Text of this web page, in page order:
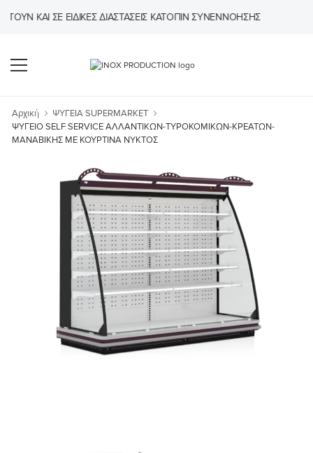
ΣΕ ΕΙΔΙΚΈΣ ΔΙΑΣΤΆΣΕΙΣ ΚΑΤΌΠΙΝ ΣΥΝΕΝΝΌΗΣΗΣ
Αρχική
ΨΥΓΕΙΑ SUPERMARKET
ΨΥΓΕΙΟ SELF SERVICE ΑΛΛΑΝΤΙΚΩΝ-ΤΥΡΟΚΟΜΙΚΩΝ-ΚΡΕΑΤΩΝ-
ΜΑΝΑΒΙΚΗΣ ΜΕ ΚΟΥΡΤΙΝΑ ΝΥΚΤΟΣ